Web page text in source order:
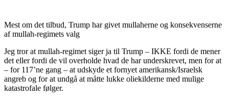
Mest om det tilbud, Trump har givet mullaherne og konsekvenserne
af mullah-regimets valg
Jeg tror at mullah-regimet siger ja til Trump – IKKE fordi de mener
det eller fordi de vil overholde hvad de har underskrevet, men for at
– for 117’ne gang – at udskyde et fornyet amerikansk/Israelsk
angreb og for at undgå at måtte lukke oliekilderne med mulige
katastrofale følger.